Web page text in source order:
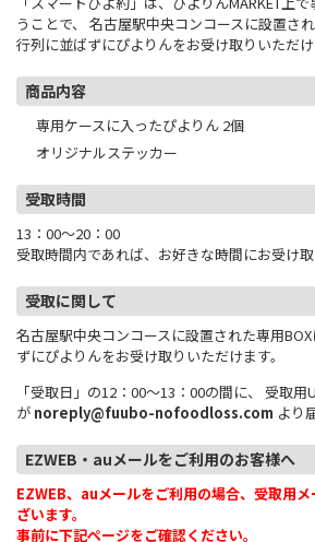
うことで、 名古屋駅中央コンコースに設置さ
行列に並ばずにぴよりんをお受け取りいただけ
商品内容
専用ケースに入ったぴよりん 2個
オリジナルステッカー
受取時間
13：00～20：00
受取時間内であれば、お好きな時間にお受け取
受取に関して
名古屋駅中央コンコースに設置された専用
ずにぴよりんをお受け取りいただけます。
「受取日」の12：00～13：00の間に、 受取
が noreply@fuubo-nofoodloss.com より
EZWEB・auメールをご利用のお客様へ
EZWEB、auメールをご利用の場合、受取用
ざいます。
事前に下記ページをご確認ください。